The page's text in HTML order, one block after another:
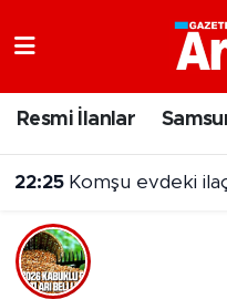
Resmi İlanlar
22:25 Komşu evdeki
Samsun Namaz
Trafik Durumu